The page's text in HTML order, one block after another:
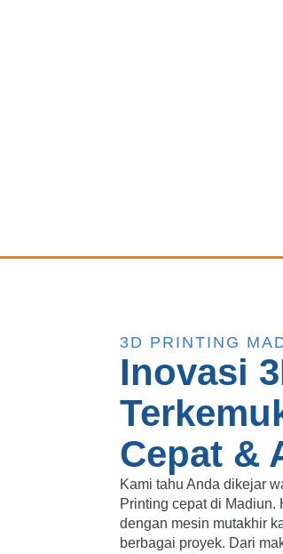
3D PRINTING
Inovasi
Cepat &
Kami tahu Anda dikejar
Printing cepat di
dengan mesin mutakhir
berbagai proyek. Dari